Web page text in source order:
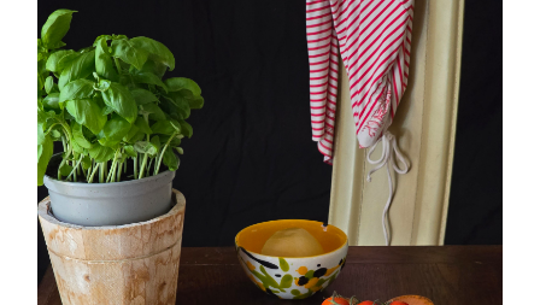
PETTI DI POLLO ALLA PIZZAIOLA